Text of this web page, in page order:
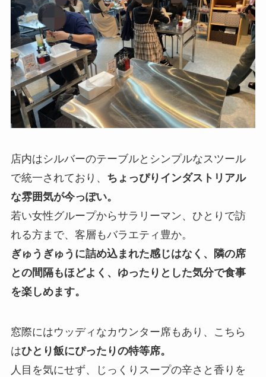
店内はシルバーのテーブルとシンプルなスツール
で統一されており、 ちょっぴりインダストリアル
な雰囲気が今っぽい。
若い女性グループからサラリーマン、ひとりで訪
れる方まで、客層もバラエティ豊か。
ぎゅうぎゅうに詰め込まれた感じはなく、隣の席
との間隔もほどよく、ゆったりとした気分で食事
を楽しめます。
窓際にはウッディなカウンター席もあり、こちら
はひとり飯にぴったりの特等席。
人目を気にせず、じっくりスープの辛さと香りを